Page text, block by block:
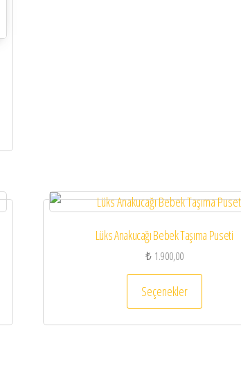
varyasyonu var. Seçenekler ürün sayfasından seçilebilir
Lüks Anakucağı Bebek Taşıma Puseti
₺1.900,00
Seçenekler
Bu